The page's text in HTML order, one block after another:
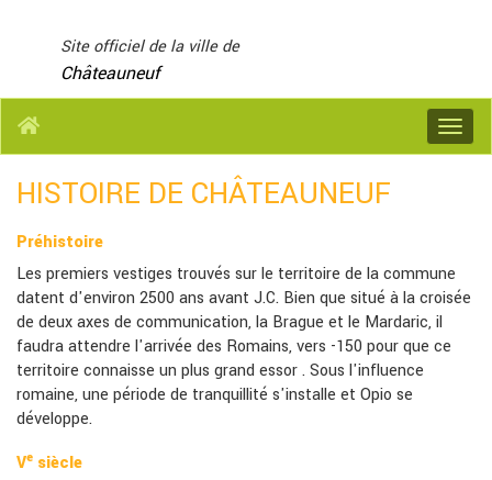
Site officiel de la ville de
Châteauneuf
Menu
HISTOIRE DE CHÂTEAUNEUF
Préhistoire
Les premiers vestiges trouvés sur le territoire de la commune
datent d'environ 2500 ans avant J.C. Bien que situé à la croisée
de deux axes de communication, la Brague et le Mardaric, il
faudra attendre l'arrivée des Romains, vers -150 pour que ce
territoire connaisse un plus grand essor . Sous l'influence
romaine, une période de tranquillité s'installe et Opio se
développe.
Ve siècle